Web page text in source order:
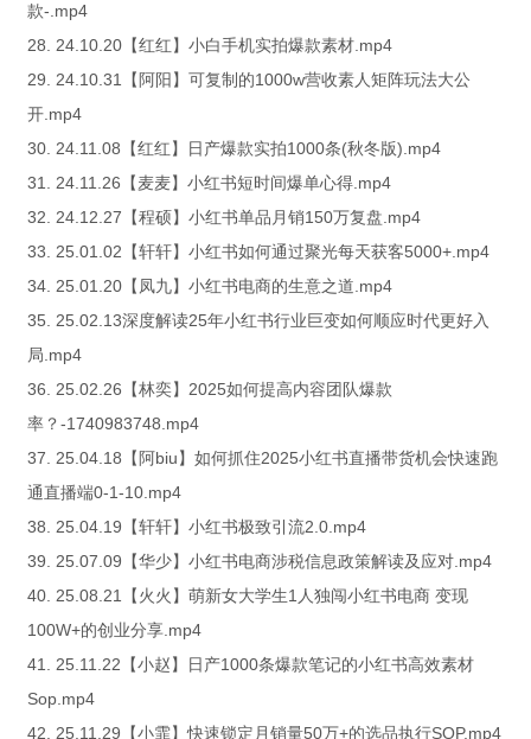
款-.mp4
28. 24.10.20【红红】小白手机实拍爆款素材.mp4
29. 24.10.31【阿阳】可复制的1000w营收素人矩阵玩法大公
开.mp4
30. 24.11.08【红红】日产爆款实拍1000条(秋冬版).mp4
31. 24.11.26【麦麦】小红书短时间爆单心得.mp4
32. 24.12.27【程硕】小红书单品月销150万复盘.mp4
33. 25.01.02【轩轩】小红书如何通过聚光每天获客5000+.mp4
34. 25.01.20【凤九】小红书电商的生意之道.mp4
35. 25.02.13深度解读25年小红书行业巨变如何顺应时代更好入
局.mp4
36. 25.02.26【林奕】2025如何提高内容团队爆款
率？-1740983748.mp4
37. 25.04.18【阿biu】如何抓住2025小红书直播带货机会快速跑
通直播端0-1-10.mp4
38. 25.04.19【轩轩】小红书极致引流2.0.mp4
39. 25.07.09【华少】小红书电商涉税信息政策解读及应对.mp4
40. 25.08.21【火火】萌新女大学生1人独闯小红书电商 变现
100W+的创业分享.mp4
41. 25.11.22【小赵】日产1000条爆款笔记的小红书高效素材
Sop.mp4
42. 25.11.29【小霏】快速锁定月销量50万+的选品执行SOP.mp4